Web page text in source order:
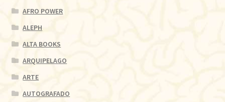
AFRO POWER
ALEPH
ALTA BOOKS
ARQUIPELAGO
ARTE
AUTOGRAFADO